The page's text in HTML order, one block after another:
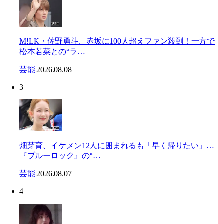
M!LK・佐野勇斗、赤坂に100人超えファン殺到！一方で
松本若菜との“ラ…
芸能|2026.08.08
3
畑芽育、イケメン12人に囲まれるも「早く帰りたい」…
『ブルーロック』の“…
芸能|2026.08.07
4